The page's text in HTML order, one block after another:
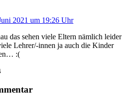
2021 um 19:26 Uhr
das sehen viele Eltern nämlich leider
Lehrer/-innen ja auch die Kinder
:(